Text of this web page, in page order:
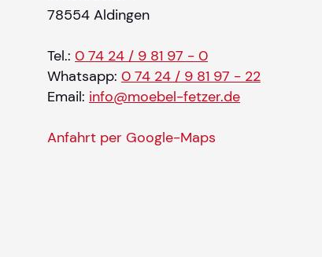
78554 Aldingen
Tel.: 0 74 24 / 9 81 97 - 0
Whatsapp: 0 74 24 / 9 81 97 - 22
Email: info@moebel-fetzer.de
Anfahrt per Google-Maps